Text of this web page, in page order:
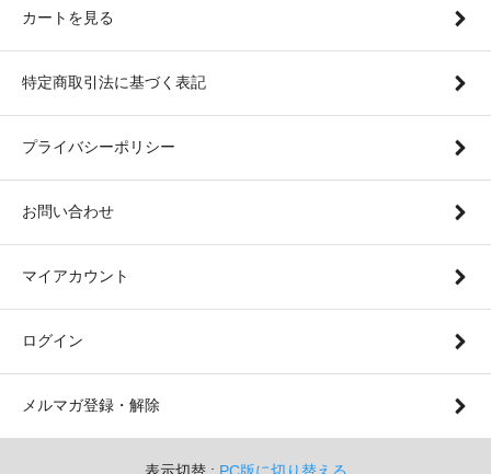
カートを見る
特定商取引法に基づく表記
プライバシーポリシー
お問い合わせ
マイアカウント
ログイン
メルマガ登録・解除
表示切替 : PC版に切り替える